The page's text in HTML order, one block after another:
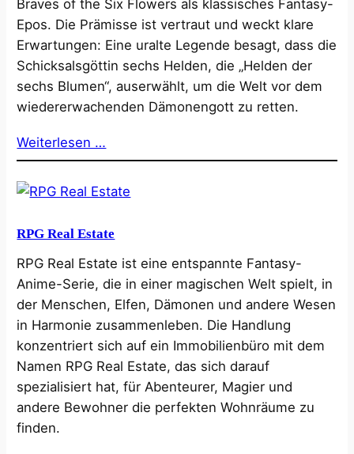
Braves of the Six Flowers als klassisches Fantasy-
Epos. Die Prämisse ist vertraut und weckt klare
Erwartungen: Eine uralte Legende besagt, dass die
Schicksalsgöttin sechs Helden, die „Helden der
sechs Blumen“, auserwählt, um die Welt vor dem
wiedererwachenden Dämonengott zu retten.
Weiterlesen …
RPG Real Estate
RPG Real Estate ist eine entspannte Fantasy-
Anime-Serie, die in einer magischen Welt spielt, in
der Menschen, Elfen, Dämonen und andere Wesen
in Harmonie zusammenleben. Die Handlung
konzentriert sich auf ein Immobilienbüro mit dem
Namen RPG Real Estate, das sich darauf
spezialisiert hat, für Abenteurer, Magier und
andere Bewohner die perfekten Wohnräume zu
finden.